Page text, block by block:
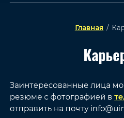
Главная /
Заинтересованные лица
резюме с фотографией в
отправить на почту